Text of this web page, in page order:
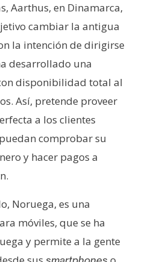
Aarthus, en Dinamarca,
cambiar la antigua
la intención de dirigirse
desarrollado una
disponibilidad total al
Así, pretende proveer
a los clientes
comprobar su
y hacer pagos a
Noruega, es una
móviles, que se ha
y permite a la gente